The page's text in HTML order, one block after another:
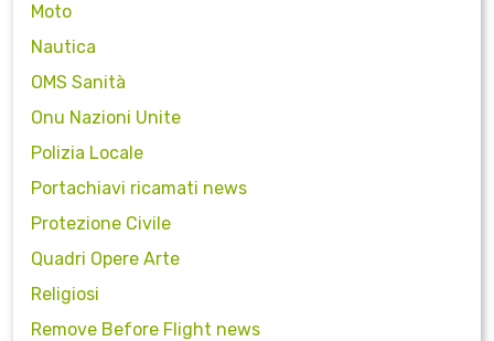
Moto
Nautica
OMS Sanità
Onu Nazioni Unite
Polizia Locale
Portachiavi ricamati news
Protezione Civile
Quadri Opere Arte
Religiosi
Remove Before Flight news